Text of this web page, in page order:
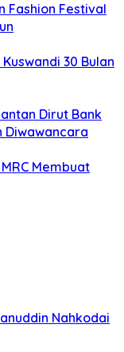
Fashion Festival
30 Bulan
Dirut Bank
Diwawancara
Membuat
Nahkodai